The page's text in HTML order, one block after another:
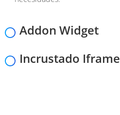
Addon Widget
Incrustado Iframe